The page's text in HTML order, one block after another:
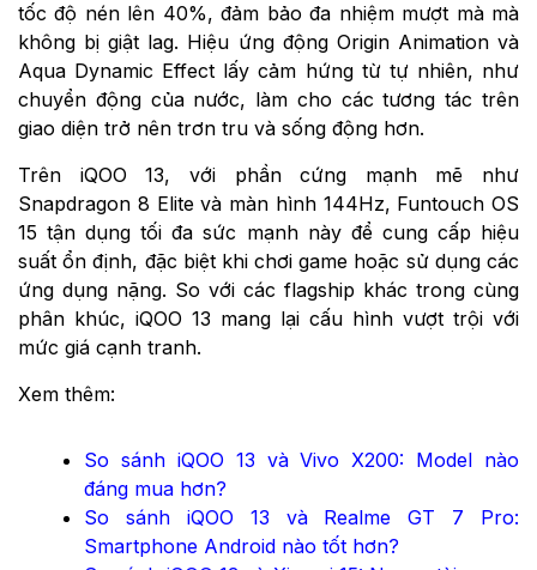
tốc độ nén lên 40%, đảm bảo đa nhiệm mượt mà mà
không bị giật lag. Hiệu ứng động Origin Animation và
Aqua Dynamic Effect lấy cảm hứng từ tự nhiên, như
chuyển động của nước, làm cho các tương tác trên
giao diện trở nên trơn tru và sống động hơn.
Trên iQOO 13, với phần cứng mạnh mẽ như
Snapdragon 8 Elite và màn hình 144Hz, Funtouch OS
15 tận dụng tối đa sức mạnh này để cung cấp hiệu
suất ổn định, đặc biệt khi chơi game hoặc sử dụng các
ứng dụng nặng. So với các flagship khác trong cùng
phân khúc, iQOO 13 mang lại cấu hình vượt trội với
mức giá cạnh tranh.
Xem thêm:
So sánh iQOO 13 và Vivo X200: Model nào
đáng mua hơn?
So sánh iQOO 13 và Realme GT 7 Pro:
Smartphone Android nào tốt hơn?